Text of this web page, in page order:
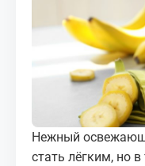
МЕДИА
КОРТЫ
КОНТАКТЫ
UZ-PIN
Нежный
стать лёгким, но